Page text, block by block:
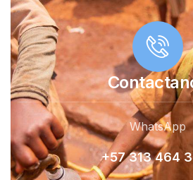
WhatsApp
+57 313 464